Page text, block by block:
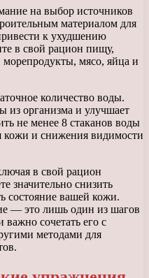
на выбор источников
материалом для
к ухудшению
в свой рацион пищу,
мясо, яйца и
количество воды.
из организма и улучшает
не менее 8 стаканов воды
кожи и снижения видимости
в свой рацион
значительно снизить
состояние вашей кожи.
— это лишь один из шагов
сочетать его с
методами для